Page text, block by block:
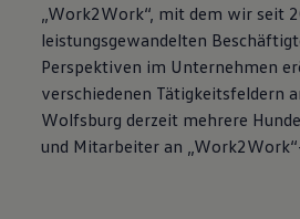
„Work2Work“, mit dem wir seit
leistungsgewandelten
Perspektiven im Unternehmen
verschiedenen Tätigkeitsfeldern
Wolfsburg derzeit mehrere
und Mitarbeiter an